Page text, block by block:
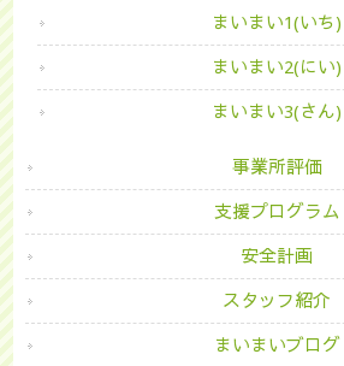
まいまい1(いち)
まいまい2(にい)
まいまい3(さん)
事業所評価
支援プログラム
安全計画
スタッフ紹介
まいまいブログ